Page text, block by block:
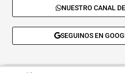
NUESTRO CANAL
SEGUINOS EN